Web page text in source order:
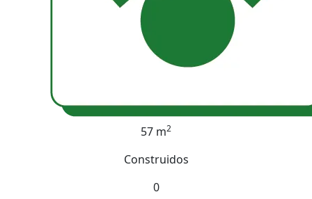
57 m2
Construidos
0